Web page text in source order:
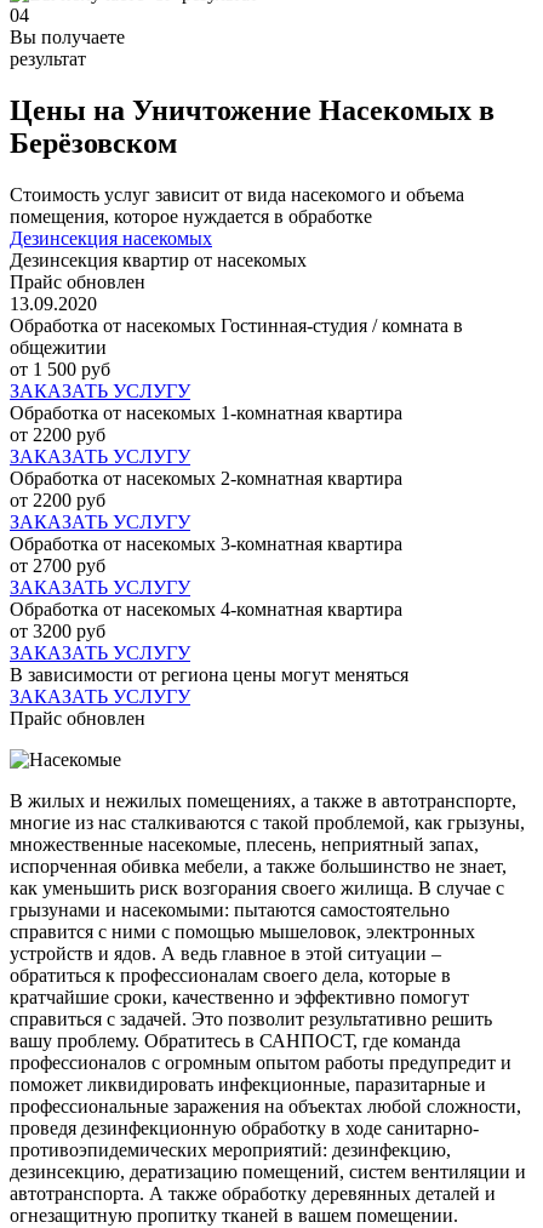
04
Вы получаете
результат
Цены на Уничтожение Насекомых в
Берёзовском
Стоимость услуг зависит от вида насекомого и объема
помещения, которое нуждается в обработке
Дезинсекция насекомых
Дезинсекция квартир от насекомых
Прайс обновлен
13.09.2020
Обработка от насекомых Гостинная-студия / комната в
общежитии
от 1 500 руб
ЗАКАЗАТЬ УСЛУГУ
Обработка от насекомых 1-комнатная квартира
от 2200 руб
ЗАКАЗАТЬ УСЛУГУ
Обработка от насекомых 2-комнатная квартира
от 2200 руб
ЗАКАЗАТЬ УСЛУГУ
Обработка от насекомых 3-комнатная квартира
от 2700 руб
ЗАКАЗАТЬ УСЛУГУ
Обработка от насекомых 4-комнатная квартира
от 3200 руб
ЗАКАЗАТЬ УСЛУГУ
В зависимости от региона цены могут меняться
ЗАКАЗАТЬ УСЛУГУ
Прайс обновлен
В жилых и нежилых помещениях, а также в автотранспорте,
многие из нас сталкиваются с такой проблемой, как грызуны,
множественные насекомые, плесень, неприятный запах,
испорченная обивка мебели, а также большинство не знает,
как уменьшить риск возгорания своего жилища. В случае с
грызунами и насекомыми: пытаются самостоятельно
справится с ними с помощью мышеловок, электронных
устройств и ядов. А ведь главное в этой ситуации –
обратиться к профессионалам своего дела, которые в
кратчайшие сроки, качественно и эффективно помогут
справиться с задачей. Это позволит результативно решить
вашу проблему. Обратитесь в САНПОСТ, где команда
профессионалов с огромным опытом работы предупредит и
поможет ликвидировать инфекционные, паразитарные и
профессиональные заражения на объектах любой сложности,
проведя дезинфекционную обработку в ходе санитарно-
противоэпидемических мероприятий: дезинфекцию,
дезинсекцию, дератизацию помещений, систем вентиляции и
автотранспорта. А также обработку деревянных деталей и
огнезащитную пропитку тканей в вашем помещении.